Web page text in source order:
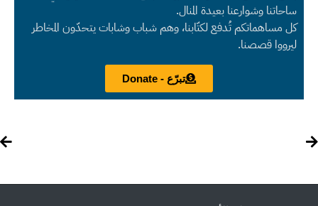
ساحاتنا وشوارعنا بعيدة المنال.
كل مساهماتكم تُدفع لكتّابنا، وهم شباب وشابات يتحدّون المخاطر
ليرووا قصصنا.
تبرّع - Donate